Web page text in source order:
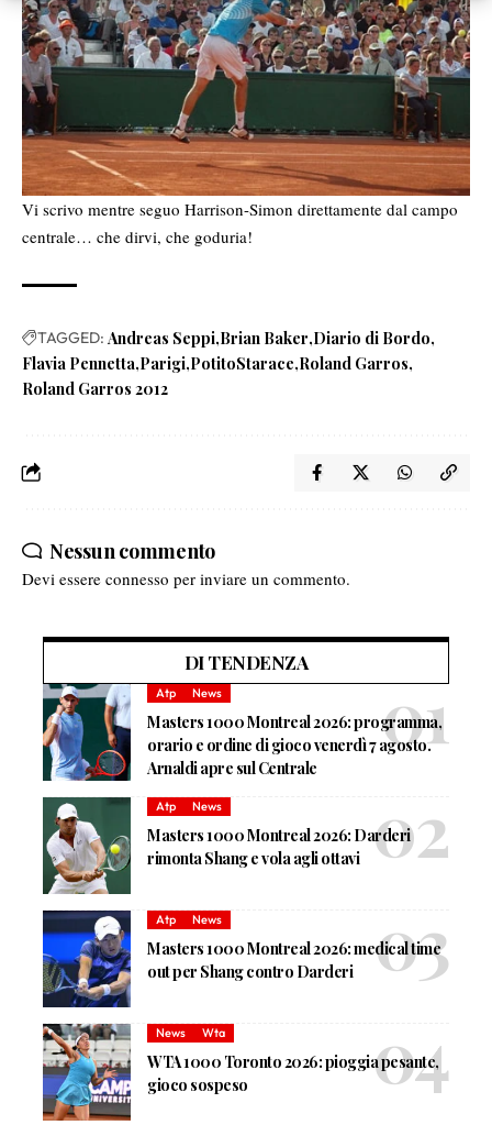
Vi scrivo mentre seguo Harrison-Simon direttamente dal campo
centrale… che dirvi, che goduria!
TAGGED: Andreas Seppi Brian Baker Diario di Bordo
Flavia Pennetta Parigi PotitoStarace Roland Garros
Roland Garros 2012
Nessun commento
Devi essere connesso per inviare un commento.
DI TENDENZA
Atp News
Masters 1000 Montreal 2026: programma,
orario e ordine di gioco venerdì 7 agosto.
Arnaldi apre sul Centrale
Atp News
Masters 1000 Montreal 2026: Darderi
rimonta Shang e vola agli ottavi
Atp News
Masters 1000 Montreal 2026: medical time
out per Shang contro Darderi
News Wta
WTA 1000 Toronto 2026: pioggia pesante,
gioco sospeso